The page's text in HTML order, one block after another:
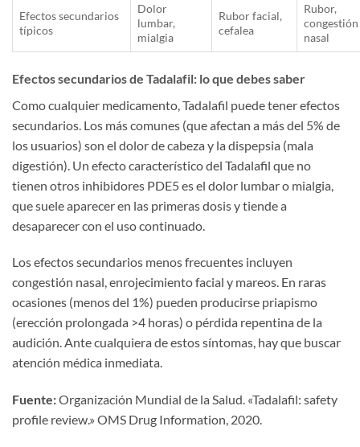
Efectos secundarios
típicos
Dolor
lumbar,
mialgia
Rubor facial,
cefalea
Rubor,
congestión
nasal
Efectos secundarios de Tadalafil: lo que debes saber
Como cualquier medicamento, Tadalafil puede tener efectos
secundarios. Los más comunes (que afectan a más del 5% de
los usuarios) son el dolor de cabeza y la dispepsia (mala
digestión). Un efecto característico del Tadalafil que no
tienen otros inhibidores PDE5 es el dolor lumbar o mialgia,
que suele aparecer en las primeras dosis y tiende a
desaparecer con el uso continuado.
Los efectos secundarios menos frecuentes incluyen
congestión nasal, enrojecimiento facial y mareos. En raras
ocasiones (menos del 1%) pueden producirse priapismo
(erección prolongada >4 horas) o pérdida repentina de la
audición. Ante cualquiera de estos síntomas, hay que buscar
atención médica inmediata.
Fuente:Organización Mundial de la Salud. «Tadalafil: safety
profile review.» OMS Drug Information, 2020.